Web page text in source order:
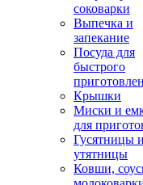
соковарки
Выпечка и
запекание
Посуда для
быстрого
Крышки
Миски и
для
Гусятницы и
утятницы
Ковши,